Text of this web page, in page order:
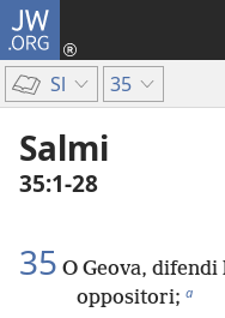
JW.ORG
Sl 35
Salmi
35:1-28
35 O Geova,
oppositori; a